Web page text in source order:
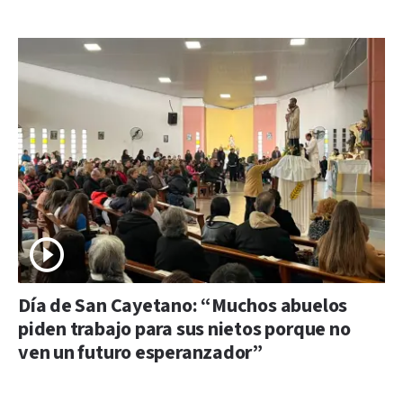
Día de San Cayetano: “Muchos abuelos
piden trabajo para sus nietos porque no
ven un futuro esperanzador”